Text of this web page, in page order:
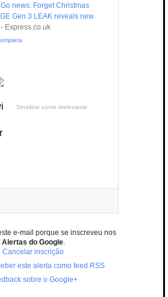
news: Forget Christmas
Gen 3 LEAK reveals new
- Express.co.uk
Sinalizar como irrelevante
e-mail porque se inscreveu nos
Alertas do Google.
Cancelar inscrição
este alerta como feed RSS
sobre o Google+